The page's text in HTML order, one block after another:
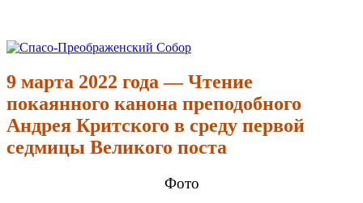
Перейти
содержимому
Спасо-Преображенский Собор
Спасо-Преображенский кафедральный Собор Новокузнецк
9 марта 2022 года — Чтение
покаянного канона преподобного
Андрея Критского в среду первой
седмицы Великого поста
Фото